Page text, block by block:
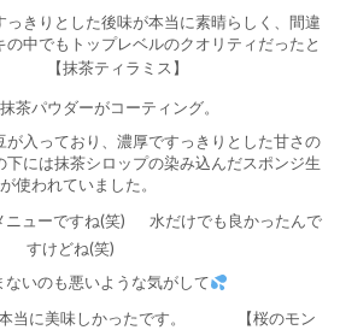
きりとした後味が本当に素晴らしく、間違
中でもトップレベルのクオリティだったと
【抹茶ティラミス】
茶パウダーがコーティング。
入っており、濃厚ですっきりとした甘さの
下には抹茶シロップの染み込んだスポンジ生
使われていました。
ューですね(笑)
水だけでも良かったんで
すけどね(笑)
ないのも悪いような気がして
当に美味しかったです。
【桜のモン